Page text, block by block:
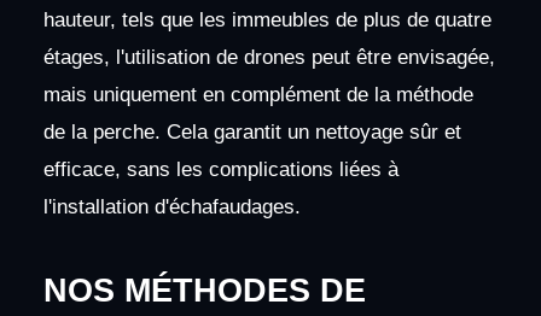
hauteur, tels que les immeubles de plus de quatre
étages, l'utilisation de drones peut être envisagée,
mais uniquement en complément de la méthode
de la perche. Cela garantit un nettoyage sûr et
efficace, sans les complications liées à
l'installation d'échafaudages.
NOS MÉTHODES DE